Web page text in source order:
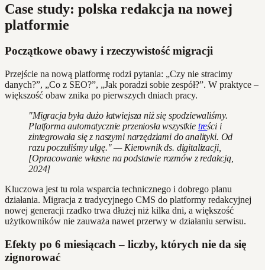
Case study: polska redakcja na nowej
platformie
Początkowe obawy i rzeczywistość migracji
Przejście na nową platformę rodzi pytania: „Czy nie stracimy
danych?”, „Co z SEO?”, „Jak poradzi sobie zespół?”. W praktyce –
większość obaw znika po pierwszych dniach pracy.
"Migracja była dużo łatwiejsza niż się spodziewaliśmy.
Platforma automatycznie przeniosła wszystkie treści i
zintegrowała się z naszymi narzędziami do analityki. Od
razu poczuliśmy ulgę." — Kierownik ds. digitalizacji,
[Opracowanie własne na podstawie rozmów z redakcją,
2024]
Kluczowa jest tu rola wsparcia technicznego i dobrego planu
działania. Migracja z tradycyjnego CMS do platformy redakcyjnej
nowej generacji rzadko trwa dłużej niż kilka dni, a większość
użytkowników nie zauważa nawet przerwy w działaniu serwisu.
Efekty po 6 miesiącach – liczby, których nie da się
zignorować